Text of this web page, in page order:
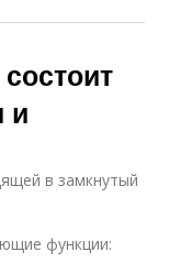
и
в замкнутый
функции: